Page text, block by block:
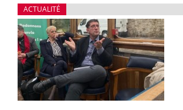
ACTUALITÉ